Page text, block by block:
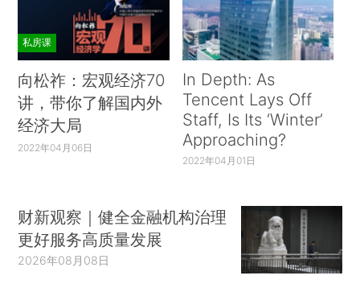
私房课
向松祚：宏观经济70
讲，带你了解国内外
经济大局
2022年04月06日
In Depth: As
Tencent Lays Off
Staff, Is Its ‘Winter’
Approaching?
2022年04月01日
财新观察｜健全金融机构治理
更好服务高质量发展
2026年08月08日